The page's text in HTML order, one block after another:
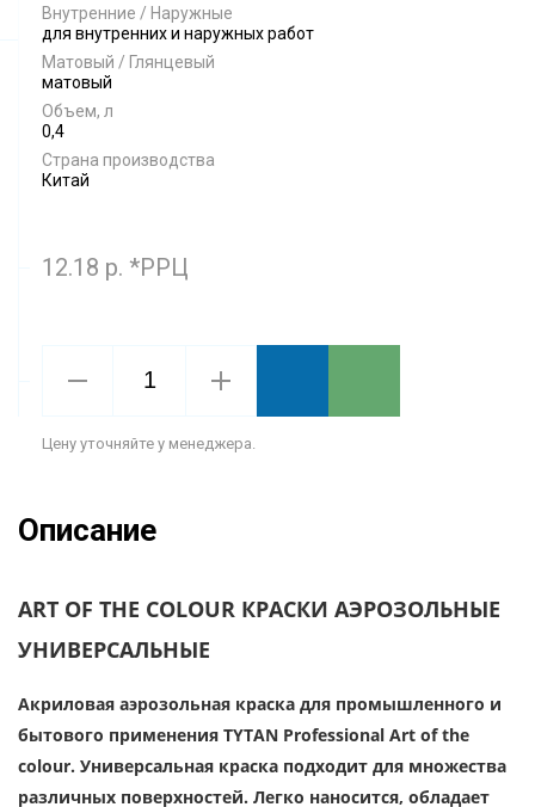
Внутренние / Наружные
для внутренних и наружных работ
Матовый / Глянцевый
матовый
Объем, л
0,4
Страна производства
Китай
12.18 р. *РРЦ
Цену уточняйте у менеджера.
Описание
ART OF THE COLOUR КРАСКИ АЭРОЗОЛЬНЫЕ
УНИВЕРСАЛЬНЫЕ
Акриловая аэрозольная краска для промышленного и
бытового применения TYTAN Professional Art of the
colour. Универсальная краска подходит для множества
различных поверхностей. Легко наносится, обладает